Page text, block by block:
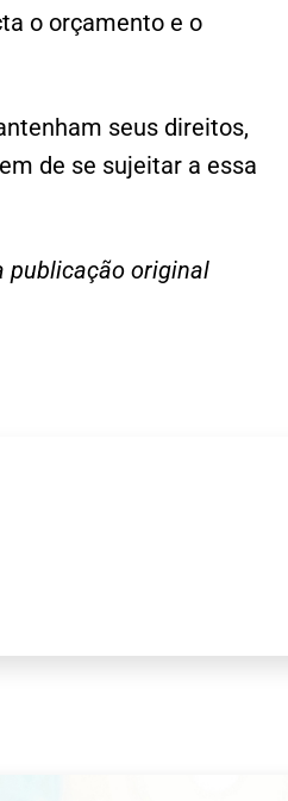
o orçamento e o
seus direitos,
de se sujeitar a essa
publicação original